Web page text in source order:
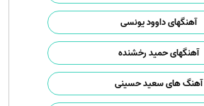
آهنگهای داوود یونسی
آهنگهای حمید رخشنده
آهنگ های سعید حسینی